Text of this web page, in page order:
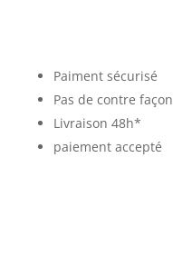
Paiment sécurisé
Pas de contre façon
Livraison 48h*
paiement accepté